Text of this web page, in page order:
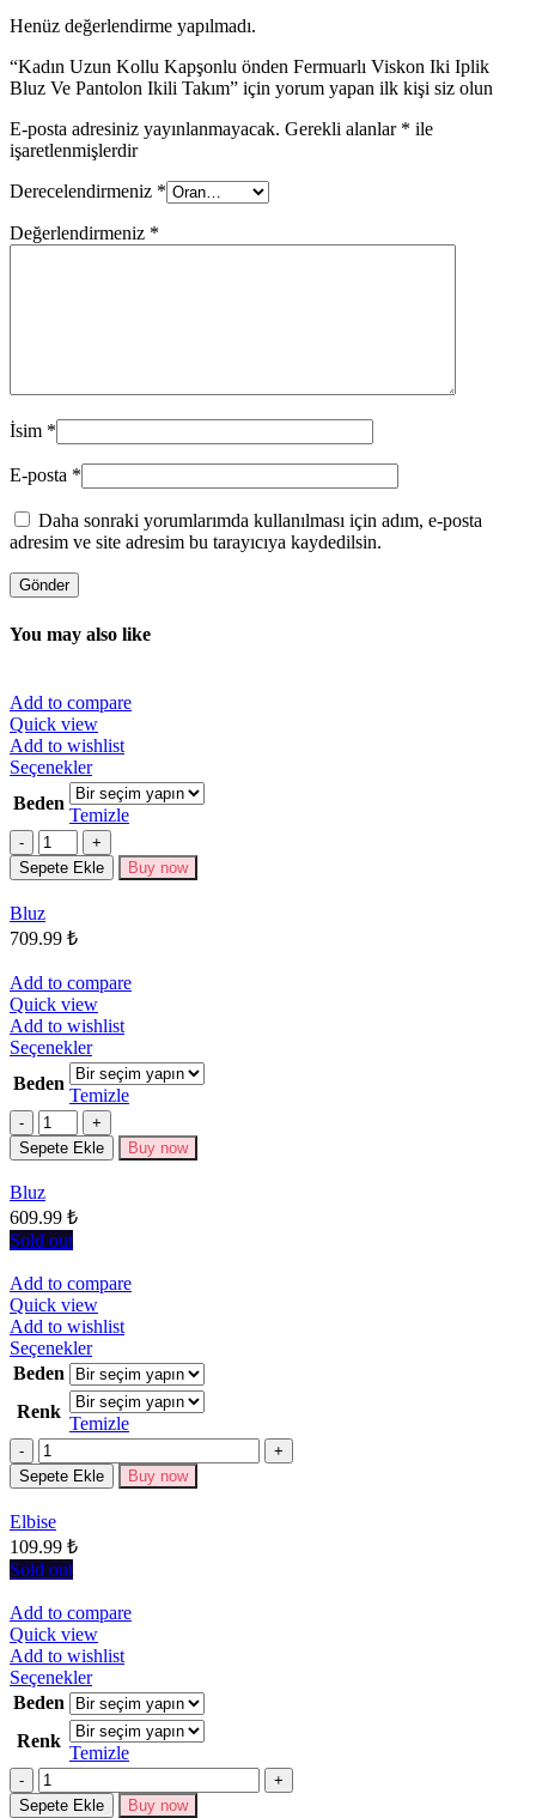
Henüz değerlendirme yapılmadı.
“Kadın Uzun Kollu Kapşonlu önden Fermuarlı Viskon Iki Iplik
Bluz Ve Pantolon Ikili Takım” için yorum yapan ilk kişi siz olun
E-posta adresiniz yayınlanmayacak. Gerekli alanlar * ile
işaretlenmişlerdir
Derecelendirmeniz *
Değerlendirmeniz *
İsim *
E-posta *
Daha sonraki yorumlarımda kullanılması için adım, e-posta
adresim ve site adresim bu tarayıcıya kaydedilsin.
You may also like
Add to compare
Quick view
Add to wishlist
SeçeneklerBu
ürünün
birden
fazla
varyasyonu
var.
Beden
Temizle
Miktar
Sepete Ekle Buy now
Bluz
709.99 ₺
Add to compare
Quick view
Add to wishlist
SeçeneklerBu
ürünün
birden
fazla
varyasyonu
var.
Beden
Temizle
Miktar
Sepete Ekle Buy now
Bluz
609.99 ₺
Sold out
Add to compare
Quick view
Add to wishlist
SeçeneklerBu
ürünün
birden
fazla
varyasyonu
Seçenekler
Beden
Renk
Temizle
Miktar
Sepete Ekle Buy now
Elbise
109.99 ₺
Sold out
Add to compare
Quick view
Add to wishlist
SeçeneklerBu
ürünün
birden
fazla
varyasyonu
Seçenekler
Beden
Renk
Temizle
Miktar
Sepete Ekle Buy now